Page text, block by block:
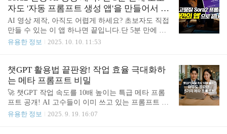
음성 등을 무단으로 AI로 ..
만드는 수익화 앱이 무료? 구글 오팔 Opal로 초보자
도 코딩 1줄 없이 '나만의 블로그 수익화 AI 앱'을 무
료로 만드는 기막힌 방법 📘 목차애드센스 승인 실패
의 진짜 이유구글 오팔로 코딩 없이 앱 제작하기AI가
찾은 경쟁률 0% 주제 5선데이터 교차 검증으로 신뢰
센스 승인, 글쓰기에서 설계로 💡 애드센스 승인 실
패의..
자도 '자동 프롬프트 생성 앱'을 만들어서 전
문가처럼 영상을 만들 수 있어요!
AI 영상 제작, 아직도 어렵게 하세요? 초보자도 직접
만들 수 있는 이 앱 하나면 끝입니다.단 5분 만에 초
보자도 'Sora2 전용 자동 프롬프트 생성 앱'을 만들 수
코딩 지식 없이도 단 5분 만에, 누구나 자신만의 'Sora
2 영상 프롬프트 생성 앱'을 만드는 놀라운 방법을 공
개합니다. 🎉 영상속 무료 정보 링크 드려요!^^ 🔊 로
그인만으로 유료 콘텐츠를 특정 기간 무료로 전체 공
개해 드리고 있어요. 늦기 전에 얼른 확인해 보세 비
즈니스코치 아나브 | 팬딩선한 가치의 영향력의 선순
유용한 정보 2025. 10. 10. 11:53
챗GPT 활용법 끝판왕! 작업 효율 극대화하
는 메타 프롬프트 비밀
🚀 챗GPT 작업 속도를 10배 높이는 특급 메타 프롬
프트 공개! AI 고수들이 이미 쓰고 있는 프롬프트 비
법을 이제 당신도 배울 수 있습니다.이 영상에서는
유용한 정보 2025. 9. 19. 16:07